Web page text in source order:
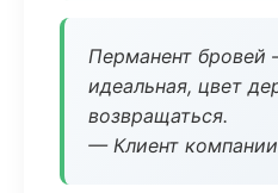
Перманент
идеальная, цвет
возвращаться.
— Клиент компании